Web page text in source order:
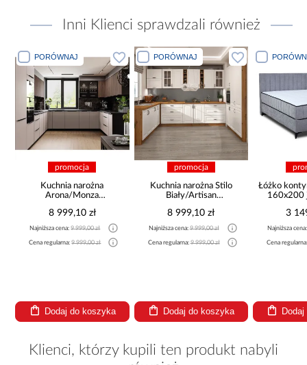
Inni Klienci sprawdzali również
PORÓWNAJ
promocja
Kuchnia narożna
Arona/Monza
8 999,10 zł
Najniższa cena:9 999,00 zł
Cena regularna:9 999,00 zł
Dodaj do koszyka
PORÓWNAJ
promocja
Kuchnia narożna Stilo
Biały/Artisan
8 999,10 zł
Najniższa cena:9 999,00 zł
Cena regularna:9 999,00 zł
Dodaj do koszyka
Łóżko
160x200
3
Najniższa
Cena
Klienci, którzy kupili ten produkt nabyli